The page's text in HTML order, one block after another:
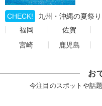
CHECK!
九州・沖縄の夏祭
福岡
佐賀
宮崎
鹿児島
お
今注目のスポットや話